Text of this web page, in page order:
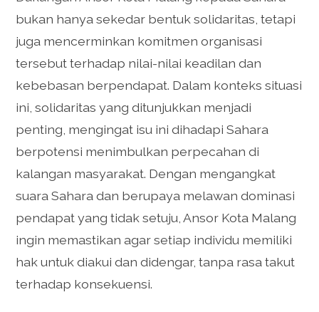
bukan hanya sekedar bentuk solidaritas, tetapi
juga mencerminkan komitmen organisasi
tersebut terhadap nilai-nilai keadilan dan
kebebasan berpendapat. Dalam konteks situasi
ini, solidaritas yang ditunjukkan menjadi
penting, mengingat isu ini dihadapi Sahara
berpotensi menimbulkan perpecahan di
kalangan masyarakat. Dengan mengangkat
suara Sahara dan berupaya melawan dominasi
pendapat yang tidak setuju, Ansor Kota Malang
ingin memastikan agar setiap individu memiliki
hak untuk diakui dan didengar, tanpa rasa takut
terhadap konsekuensi.